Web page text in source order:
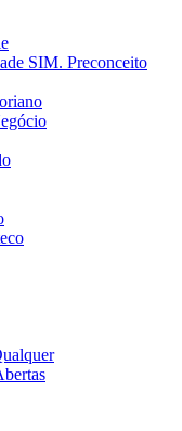
SIM. Preconceito